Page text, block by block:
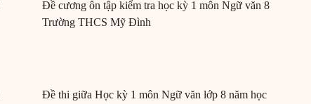
Đề cương ôn tập kiểm tra học kỳ 1 môn Ngữ văn 8
Trường THCS Mỹ Đình
Đề thi giữa Học kỳ 1 môn Ngữ văn lớp 8 năm học